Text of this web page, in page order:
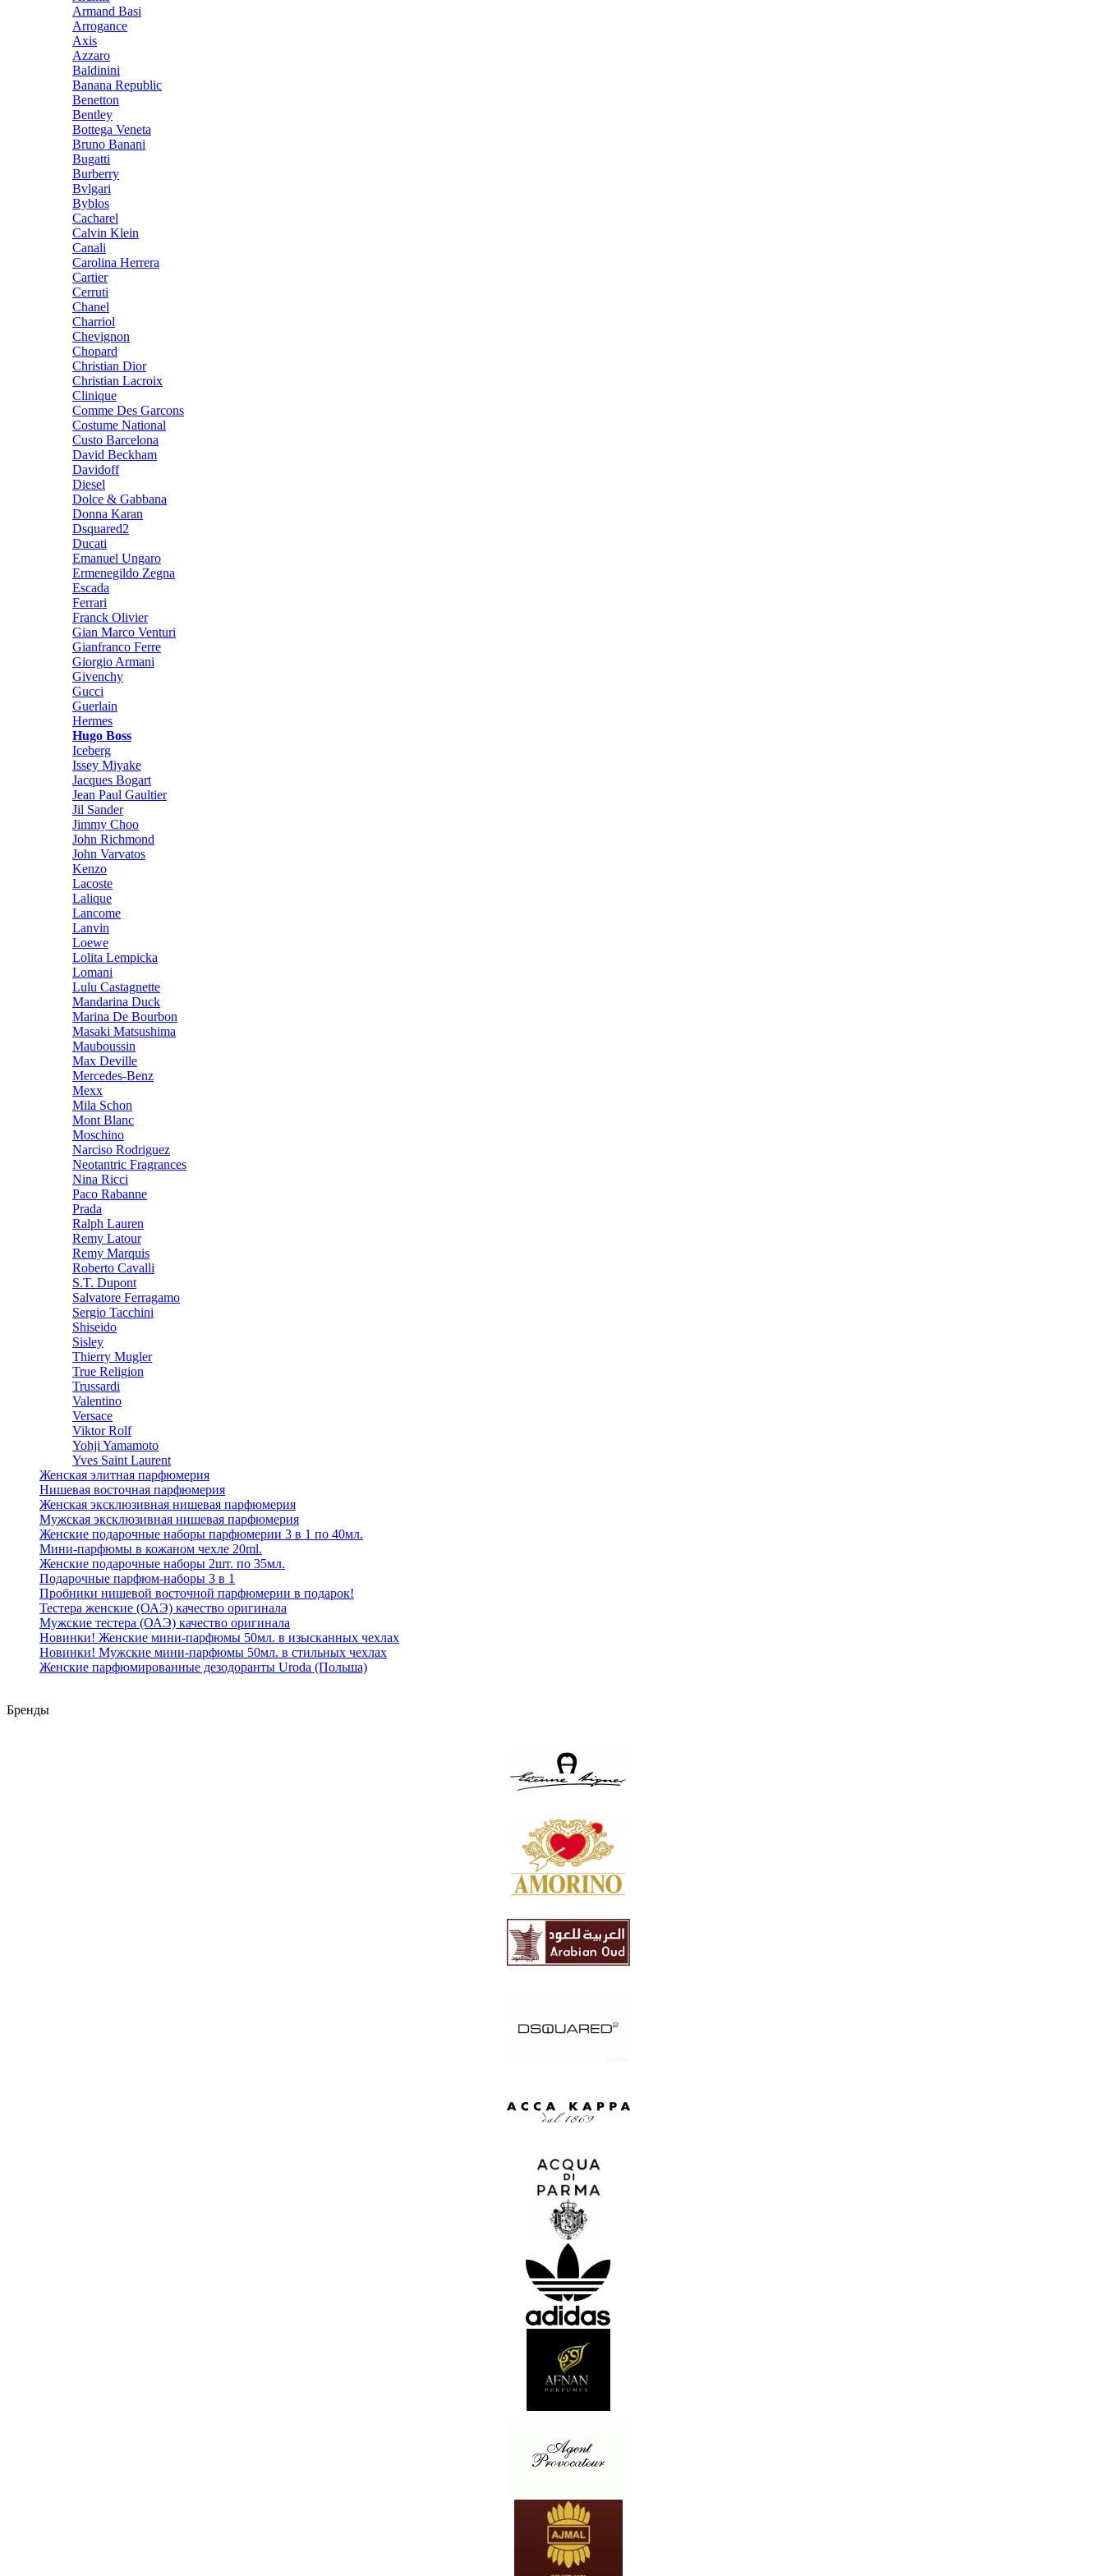
Armand Basi
Arrogance
Axis
Azzaro
Baldinini
Banana Republic
Benetton
Bentley
Bottega Veneta
Bruno Banani
Bugatti
Burberry
Bvlgari
Byblos
Cacharel
Calvin Klein
Canali
Carolina Herrera
Cartier
Cerruti
Chanel
Charriol
Chevignon
Chopard
Christian Dior
Christian Lacroix
Clinique
Comme Des Garcons
Costume National
Custo Barcelona
David Beckham
Davidoff
Diesel
Dolce & Gabbana
Donna Karan
Dsquared2
Ducati
Emanuel Ungaro
Ermenegildo Zegna
Escada
Ferrari
Franck Olivier
Gian Marco Venturi
Gianfranco Ferre
Giorgio Armani
Givenchy
Gucci
Guerlain
Hermes
Hugo Boss
Iceberg
Issey Miyake
Jacques Bogart
Jean Paul Gaultier
Jil Sander
Jimmy Choo
John Richmond
John Varvatos
Kenzo
Lacoste
Lalique
Lancome
Lanvin
Loewe
Lolita Lempicka
Lomani
Lulu Castagnette
Mandarina Duck
Marina De Bourbon
Masaki Matsushima
Mauboussin
Max Deville
Mercedes-Benz
Mexx
Mila Schon
Mont Blanc
Moschino
Narciso Rodriguez
Neotantric Fragrances
Nina Ricci
Paco Rabanne
Prada
Ralph Lauren
Remy Latour
Remy Marquis
Roberto Cavalli
S.T. Dupont
Salvatore Ferragamo
Sergio Tacchini
Shiseido
Sisley
Thierry Mugler
True Religion
Trussardi
Valentino
Versace
Viktor Rolf
Yohji Yamamoto
Yves Saint Laurent
Женская элитная парфюмерия
Нишевая восточная парфюмерия
Женская эксклюзивная нишевая парфюмерия
Мужская эксклюзивная нишевая парфюмерия
Женские подарочные наборы парфюмерии 3 в 1 по 40мл.
Мини-парфюмы в кожаном чехле 20ml.
Женские подарочные наборы 2шт. по 35мл.
Подарочные парфюм-наборы 3 в 1
Пробники нишевой восточной парфюмерии в подарок!
Тестера женские (ОАЭ) качество оригинала
Мужские тестера (ОАЭ) качество оригинала
Новинки! Женские мини-парфюмы 50мл. в изысканных чехлах
Новинки! Мужские мини-парфюмы 50мл. в стильных чехлах
Женские парфюмированные дезодоранты Uroda (Польша)
Бренды